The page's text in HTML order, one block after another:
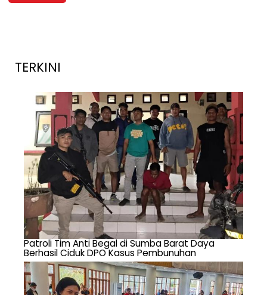
TERKINI
Patroli Tim Anti Begal di Sumba Barat Daya
Berhasil Ciduk DPO Kasus Pembunuhan